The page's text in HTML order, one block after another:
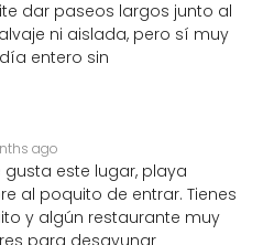
dar paseos largos junto al
ni aislada, pero sí muy
entero sin
ago
gusta este lugar, playa
al poquito de entrar. Tienes
y algún restaurante muy
para desayunar